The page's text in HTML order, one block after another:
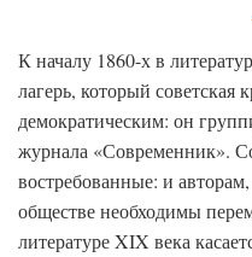
К началу 1860-х в
лагерь, который советская
демократическим: он
журнала «Современник».
востребованные: и
обществе необходимы
литературе XIX века